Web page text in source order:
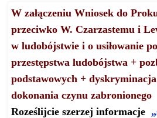
W załączeniu Wniosek do
przeciwko W. Czarzastemu i
w ludobójstwie i o usiłowanie
przestępstwa ludobójstwa +
podstawowych +
dokonania czynu zabronionego
Roześlijcie szerzej informacje